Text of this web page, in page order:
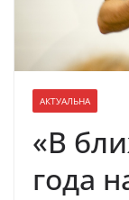
АКТУАЛЬНА
«В
года